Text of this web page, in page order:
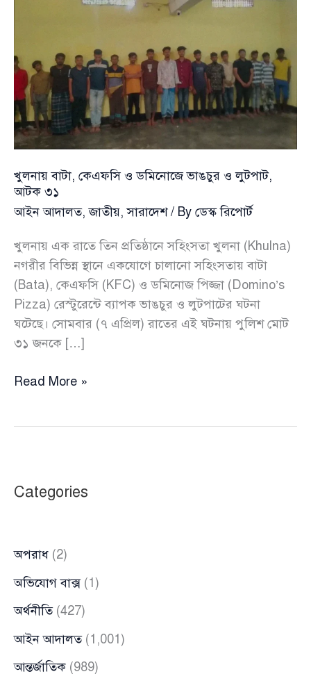
খুলনায় বাটা, কেএফসি ও ডমিনোজে ভাঙচুর ও লুটপাট,
আটক ৩১
আইন আদালত,জাতীয়,সারাদেশ/ By ডেস্ক রিপোর্ট
খুলনায় এক রাতে তিন প্রতিষ্ঠানে সহিংসতা খুলনা (Khulna)
নগরীর বিভিন্ন স্থানে একযোগে চালানো সহিংসতায় বাটা
(Bata), কেএফসি (KFC) ও ডমিনোজ পিজ্জা (Domino’s
Pizza) রেস্টুরেন্টে ব্যাপক ভাঙচুর ও লুটপাটের ঘটনা
ঘটেছে। সোমবার (৭ এপ্রিল) রাতের এই ঘটনায় পুলিশ মোট
৩১ জনকে […]
খুলনায়
ও
৩১
Read More »
Categories
অপরাধ (2)
অভিযোগ বাক্স(1)
অর্থনীতি(427)
আইন আদালত(1,001)
আন্তর্জাতিক (989)